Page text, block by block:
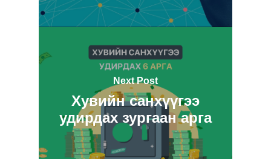
Next Post
Хувийн санхүүгээ
удирдах зургаан арга